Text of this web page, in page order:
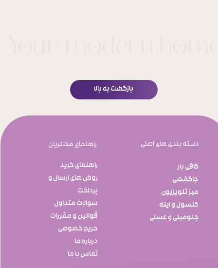
بازگشت به بالا
دسته بندی های اصلی
کافی بار
جاکفشی
میز تلویزیون
کنسول و آینه
جلومبلی و عسلی
راهنمای خرید
روش های ارسال و
پرداخت
سوالات متداول
قوانین و مقررات
​​​​​​​حریم خصوصی
درباره ما
تماس با ما
راهنمای مشتریان